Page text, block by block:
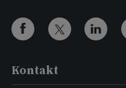
Kontakt